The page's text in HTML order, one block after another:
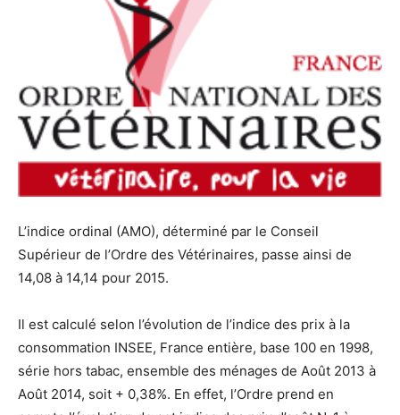
L’indice ordinal (AMO), déterminé par le Conseil
Supérieur de l’Ordre des Vétérinaires, passe ainsi de
14,08 à 14,14 pour 2015.
Il est calculé selon l’évolution de l’indice des prix à la
consommation INSEE, France entière, base 100 en 1998,
série hors tabac, ensemble des ménages de Août 2013 à
Août 2014, soit + 0,38%. En effet, l’Ordre prend en